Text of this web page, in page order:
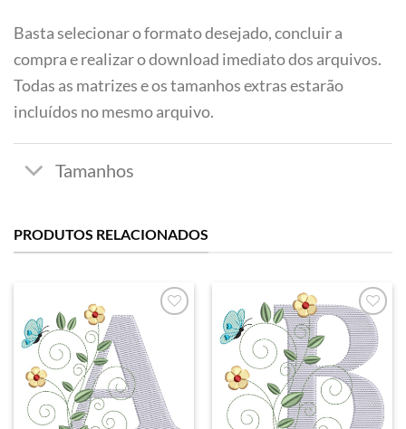
Basta selecionar o formato desejado, concluir a
compra e realizar o download imediato dos arquivos.
Todas as matrizes e os tamanhos extras estarão
incluídos no mesmo arquivo.
PRODUTOS RELACIONADOS
Favoritar